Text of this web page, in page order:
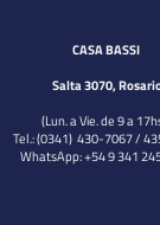
CASA BASSI
Salta 3070,
(Lun. a Vie. de 9 a
Tel.: (0341) 430-7067 /
WhatsApp: +54 9 341